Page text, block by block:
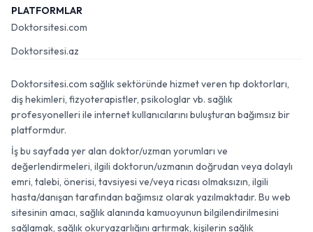
PLATFORMLAR
Doktorsitesi.com
Doktorsitesi.az
Doktorsitesi.com sağlık sektöründe hizmet veren tıp doktorları,
diş hekimleri, fizyoterapistler, psikologlar vb. sağlık
profesyonelleri ile internet kullanıcılarını buluşturan bağımsız bir
platformdur.
İş bu sayfada yer alan doktor/uzman yorumları ve
değerlendirmeleri, ilgili doktorun/uzmanın doğrudan veya dolaylı
emri, talebi, önerisi, tavsiyesi ve/veya ricası olmaksızın, ilgili
hasta/danışan tarafından bağımsız olarak yazılmaktadır. Bu web
sitesinin amacı, sağlık alanında kamuoyunun bilgilendirilmesini
sağlamak, sağlık okuryazarlığını artırmak, kişilerin sağlık